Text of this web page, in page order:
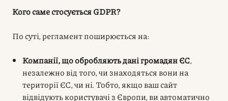
Кого саме стосується GDPR?
По суті, регламент поширюється на:
Компанії, що обробляють дані громадян ЄС,
незалежно від того, чи знаходяться вони на
території ЄС, чи ні. Тобто, якщо ваш сайт
відвідують користувачі з Європи, ви автоматично